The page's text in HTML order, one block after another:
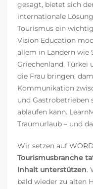
gesagt, bietet sich
internationale
Tourismus ein
Vision Education
allem in Ländern wie
Griechenland, Türkei
die Frau bringen,
Kommunikation
und
ablaufen kann.
Traumurlaub – und
Wir setzen auf
Tourismusbranche
Inhalt unterstützen.
bald wieder zu alten